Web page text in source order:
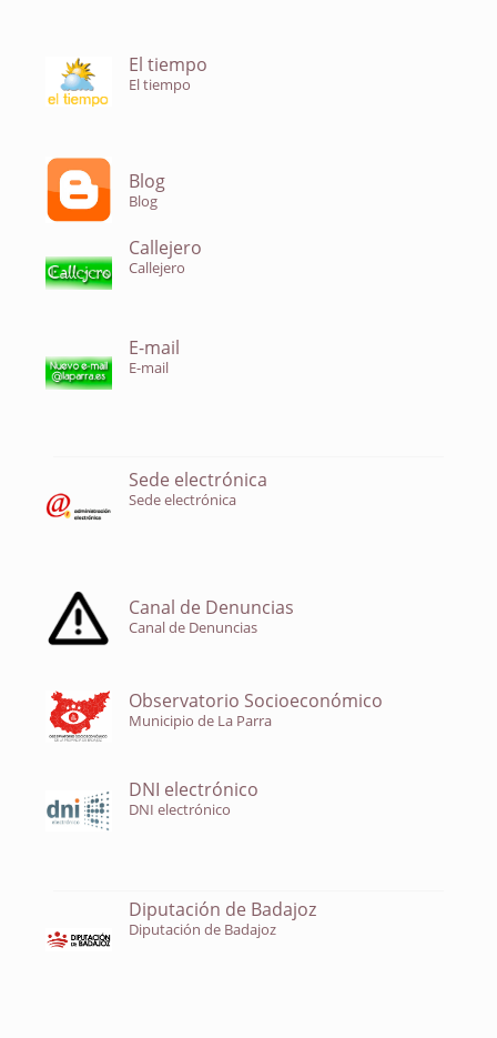
El tiempo
El tiempo
Blog
Blog
Callejero
Callejero
E-mail
E-mail
Sede electrónica
Sede electrónica
Canal de Denuncias
Canal de Denuncias
Observatorio Socioeconómico
Municipio de La Parra
DNI electrónico
DNI electrónico
Diputación de Badajoz
Diputación de Badajoz